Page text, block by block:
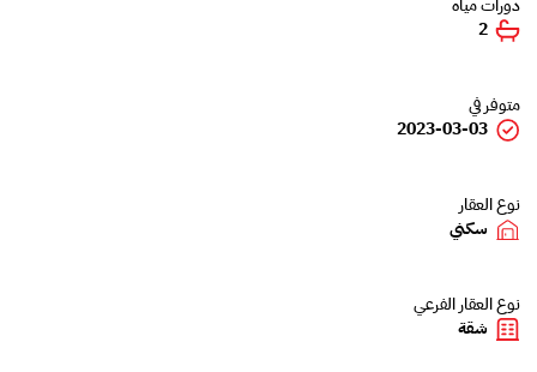
2
متوفر في
2023-03-03
نوع العقار
سكني
نوع العقار الفرعي
شقة